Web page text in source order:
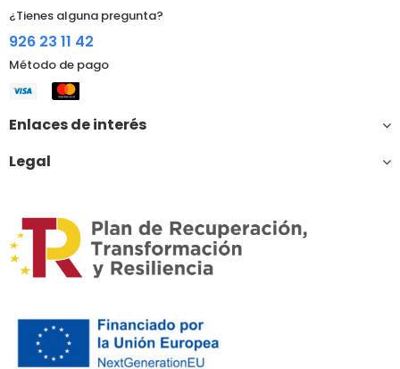
¿Tienes alguna pregunta?
926 23 11 42
Método de pago
Enlaces de interés
Legal